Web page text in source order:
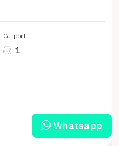
Carport
1
Whatsapp